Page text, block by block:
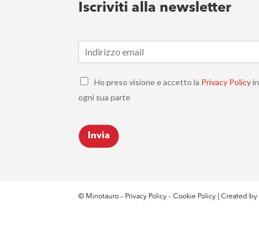
Iscriviti alla newsletter
m
i
*
C
e
k
b
o
*
Ho preso visione e accetto la Privacy Policyin
ogni sua parte
Invia
© Minotauro – Privacy Policy –Cookie Policy | Created by